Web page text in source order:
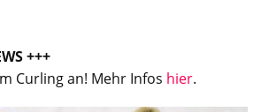
+++
Curling an! Mehr Infos hier.